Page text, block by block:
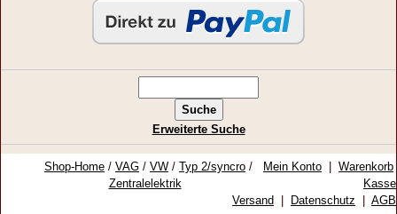
Erweiterte Suche
Shop-Home / VAG / VW / Typ 2/syncro /
Zentralelektrik
Mein Konto Warenkorb
Kasse
Versand
Datenschutz AGB